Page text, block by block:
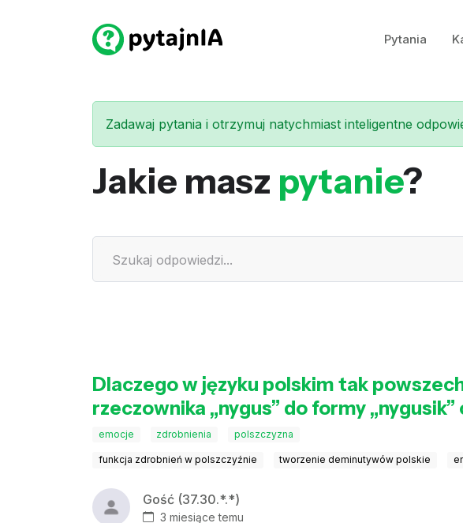
Pytania
Zadawaj pytania i otrzymuj natychmiast inteligentne
Jakie masz pytanie?
Dlaczego w języku polskim tak
rzeczownika „nygus” do formy
emocje zdrobnienia polszczyzna
funkcja zdrobnień w polszczyźnie tworzenie deminutywów polskie
Gość (37.30.*.*)
3 miesiące temu